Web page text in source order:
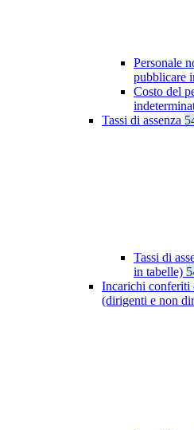
Personale
pubblicare
Costo del
Tassi di assenza
Tassi di
in tabelle)
Incarichi conferiti
(dirigenti e non